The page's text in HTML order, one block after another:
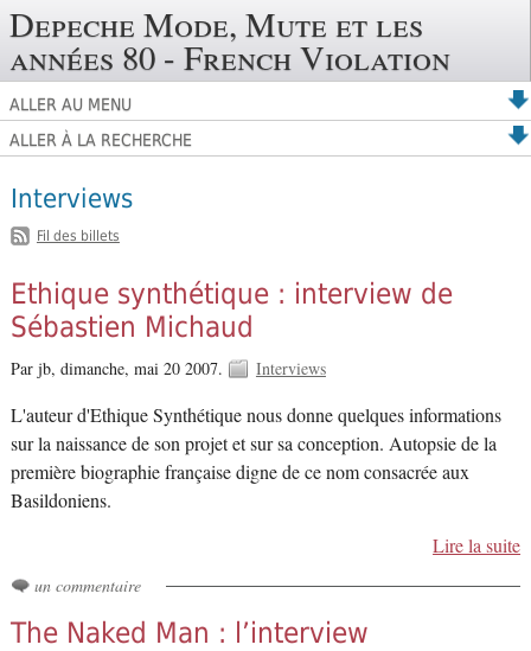
Depeche Mode, Mute et les
années 80 - French Violation
ALLER AU MENU
ALLER À LA RECHERCHE
Interviews
Fil des billets
Ethique synthétique : interview de
Sébastien Michaud
Par jb, dimanche, mai 20 2007. Interviews
L'auteur d'Ethique Synthétique nous donne quelques informations
sur la naissance de son projet et sur sa conception. Autopsie de la
première biographie française digne de ce nom consacrée aux
Basildoniens.
Lire la suite
un commentaire
The Naked Man : l’interview